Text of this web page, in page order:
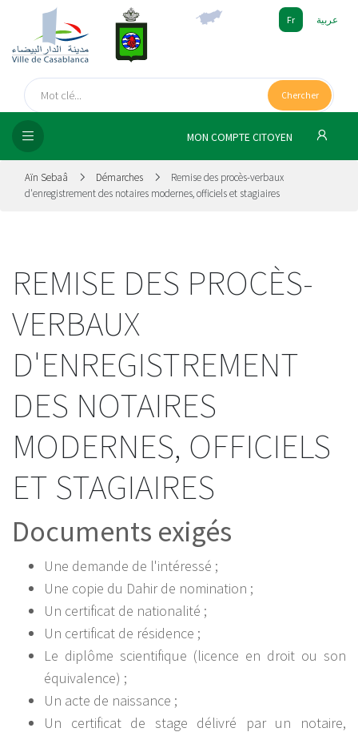
Fr عربية
Chercher
MON COMPTE CITOYEN
Aïn Sebaâ Démarches
Remise des procès-verbaux
d'enregistrement des notaires modernes, officiels et stagiaires
REMISE DES PROCÈS-
VERBAUX
D'ENREGISTREMENT
DES NOTAIRES
MODERNES, OFFICIELS
ET STAGIAIRES
Documents exigés
Une demande de l'intéressé ;
Une copie du Dahir de nomination ;
Un certificat de nationalité ;
Un certificat de résidence ;
Le diplôme scientifique (licence en droit ou son
équivalence) ;
Un acte de naissance ;
Un certificat de stage délivré par un notaire,